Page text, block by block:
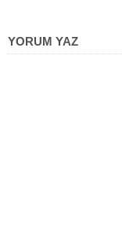
YORUM YAZ